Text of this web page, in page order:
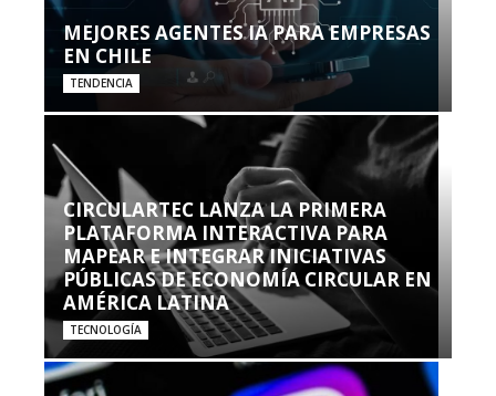
MEJORES AGENTES IA PARA EMPRESAS
EN CHILE
TENDENCIA
CIRCULARTEC LANZA LA PRIMERA
PLATAFORMA INTERACTIVA PARA
MAPEAR E INTEGRAR INICIATIVAS
PÚBLICAS DE ECONOMÍA CIRCULAR EN
AMÉRICA LATINA
TECNOLOGÍA